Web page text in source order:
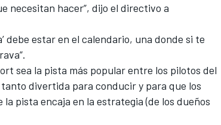
necesitan hacer”, dijo el directivo a
debe estar en el calendario, una donde si te
sea la pista más popular entre los pilotos del
divertida para conducir y para que los
pista encaja en la estrategia (de los dueños